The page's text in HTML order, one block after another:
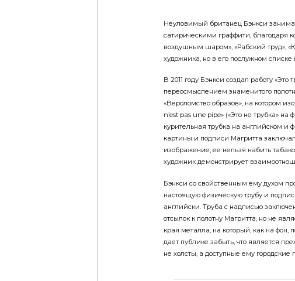
Неуловимый британец Бэнкси
сатирическими граффити, благодаря
воздушным шаром», «Рабский труд»,
художника, но в его послужном
В 2011 году Бэнкси создал работу «Это
переосмыслением знаменитого
«Вероломство образов», на котором
n’est pas une pipe» («Это не трубка»
курительная трубка на английском и
картины и подписи Магритта
изображение, ее нельзя набить
художник демонстрирует
Бэнкси со свойственным ему духом
настоящую физическую трубу и
английски. Труба с надписью
отсылок к полотну Магритта, но не
края металла, на который, как на
дает публике забыть, что является
не холсты, а доступные ему городские